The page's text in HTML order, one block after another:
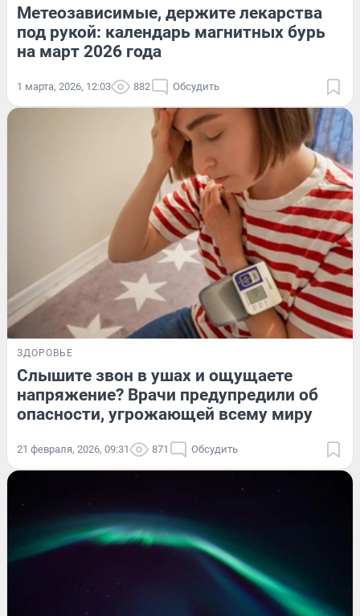
Метеозависимые, держите лекарства
под рукой: календарь магнитных бурь
на март 2026 года
1 марта, 2026, 12:03 882 Обсудить
ЗДОРОВЬЕ
Слышите звон в ушах и ощущаете
напряжение? Врачи предупредили об
опасности, угрожающей всему миру
21 февраля, 2026, 09:31 871 Обсудить